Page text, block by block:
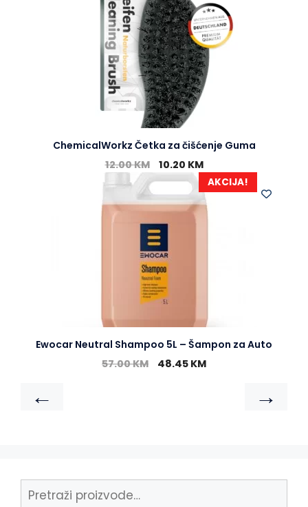
ChemicalWorkz Četka za čišćenje Guma
12.00KM 10.20 KM
AKCIJA!
Ewocar Neutral Shampoo 5L – Šampon za Auto
57.00KM 48.45 KM
← →